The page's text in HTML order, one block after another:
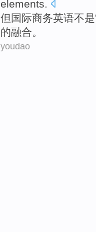
elements.
但 国际商务英语不是
的融合 。
youdao